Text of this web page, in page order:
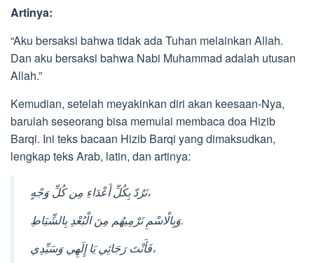
Artinya:
“Aku bersaksi bahwa tidak ada Tuhan melainkan Allah.
Dan aku bersaksi bahwa Nabi Muhammad adalah utusan
Allah.”
Kemudian, setelah meyakinkan diri akan keesaan-Nya,
barulah seseorang bisa memulai membaca doa Hizib
Barqi. Ini teks bacaan Hizib Barqi yang dimaksudkan,
lengkap teks Arab, latin, dan artinya:
نَرُدّ بِكُلِّ أَعْدَاءِ مِن كُلِّ وَجْهٍ،
وَبِالْاسْمِ نَرْمِيهُم مِنَ الْبُعْدِ بِالشِّيَاطِ.
فَأَنْتَ رَجَائِي يَا إِلَهِي وَسَيِّدِي،